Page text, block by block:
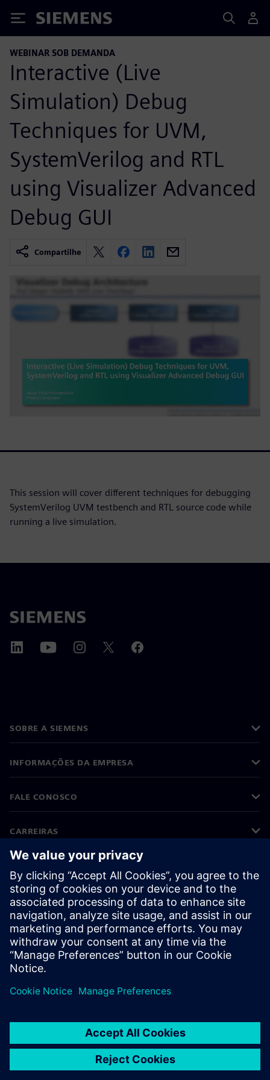
Siemens
WEBINAR SOB DEMANDA
Interactive (Live
Simulation) Debug
Techniques for UVM,
SystemVerilog and RTL
using Visualizer Advanced
Debug GUI
Compartilhe
This session will cover different techniques for debugging
SystemVerilog UVM testbench and RTL source code while
running a live simulation.
SOBRE A SIEMENS
INFORMAÇÕES DA EMPRESA
FALE CONOSCO
CARREIRAS
©Siemens 2026
Informações corporativas
Aviso de privacidade
Aviso de cookies
Termos de uso
Identificação digital